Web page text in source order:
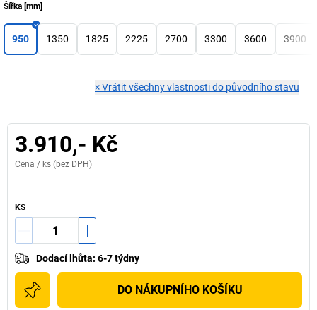
Šířka [mm]
950 1350 1825 2225 2700 3300 3600 3900
×Vrátit všechny vlastnosti do původního stavu
3.910,- Kč
Cena / ks (bez DPH)
KS
Dodací lhůta: 6-7 týdny
DO NÁKUPNÍHO KOŠÍKU